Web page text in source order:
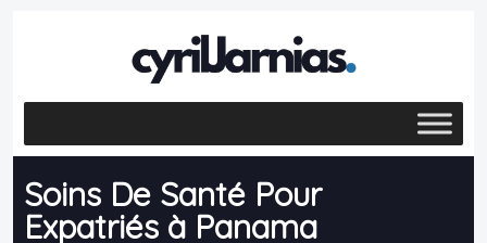
Soins De Santé Pour
Expatriés à Panama